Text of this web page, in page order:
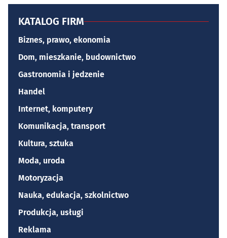
KATALOG FIRM
Biznes, prawo, ekonomia
Dom, mieszkanie, budownictwo
Gastronomia i jedzenie
Handel
Internet, komputery
Komunikacja, transport
Kultura, sztuka
Moda, uroda
Motoryzacja
Nauka, edukacja, szkolnictwo
Produkcja, usługi
Reklama